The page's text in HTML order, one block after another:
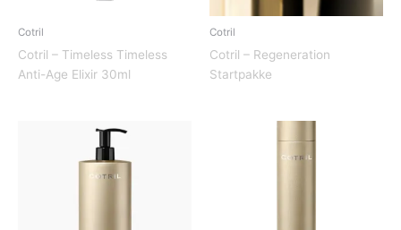
Cotril
Cotril – Timeless Timeless
Anti-Age Elixir 30ml
Cotril
Cotril – Regeneration
Startpakke